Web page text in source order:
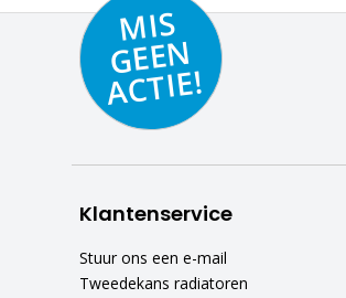
MIS
GEE
N
A
C
TIE!
Klantenservice
Stuur ons een e-mail
Tweedekans radiatoren